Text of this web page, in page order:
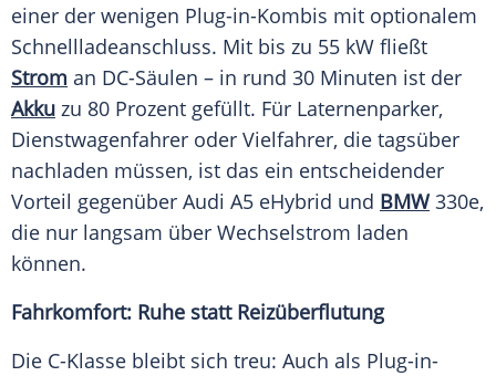
einer der wenigen Plug-in-Kombis mit optionalem
Schnellladeanschluss. Mit bis zu 55 kW fließt
Strom an DC-Säulen – in rund 30 Minuten ist der
Akku zu 80 Prozent gefüllt. Für Laternenparker,
Dienstwagenfahrer oder Vielfahrer, die tagsüber
nachladen müssen, ist das ein entscheidender
Vorteil gegenüber Audi A5 eHybrid und BMW330e,
die nur langsam über Wechselstrom laden
können.
Fahrkomfort: Ruhe statt Reizüberflutung
Die C-Klasse bleibt sich treu: Auch als Plug-in-